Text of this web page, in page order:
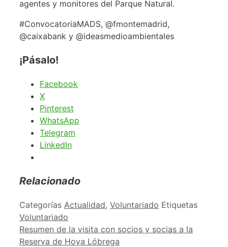
agentes y monitores del Parque Natural.
#ConvocatoriaMADS, @fmontemadrid,
@caixabank y @ideasmedioambientales
¡Pásalo!
Facebook
X
Pinterest
WhatsApp
Telegram
LinkedIn
Relacionado
Categorías Actualidad, Voluntariado Etiquetas
Voluntariado
Resumen de la visita con socios y socias a la
Reserva de Hoya Lóbrega